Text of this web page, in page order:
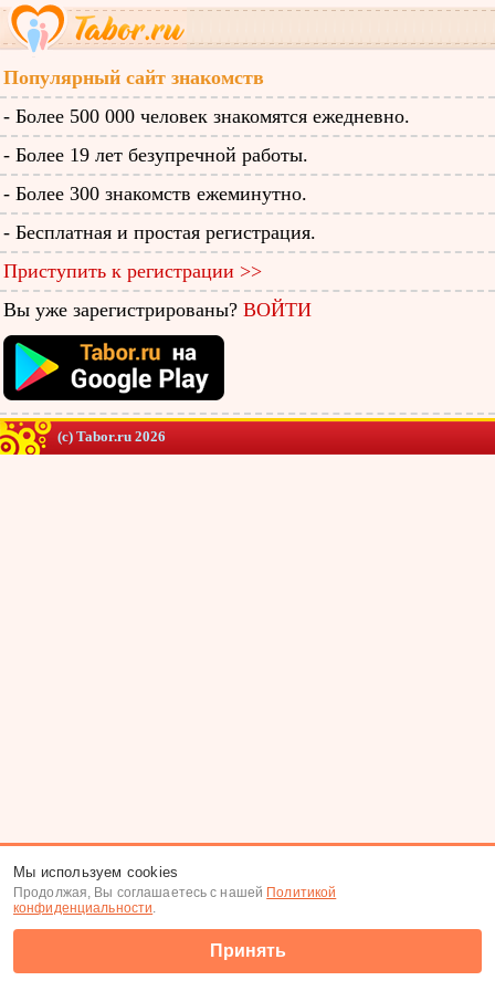
Популярный сайт знакомств
- Более 500 000 человек знакомятся ежедневно.
- Более 19 лет безупречной работы.
- Более 300 знакомств ежеминутно.
- Бесплатная и простая регистрация.
Приступить к регистрации >>
Вы уже зарегистрированы? ВОЙТИ
(c) Tabor.ru 2026
Мы используем cookies
Продолжая, Вы соглашаетесь с нашей Политикой
конфиденциальности.
Принять